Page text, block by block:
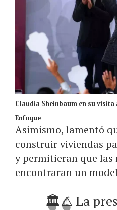
Claudia Sheinbaum en su visita
Enfoque
Asimismo, lamentó
construir viviendas
y permitieran que
encontraran un
🏛️⚠️ La